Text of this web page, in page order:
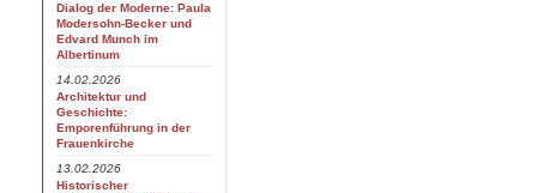
Dialog der Moderne: Paula
Modersohn-Becker und
Edvard Munch im
Albertinum
14.02.2026
Architektur und
Geschichte:
Emporenführung in der
Frauenkirche
13.02.2026
Historischer